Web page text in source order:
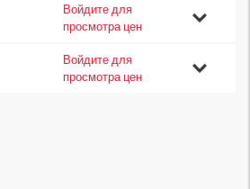
Войдите для
просмотра цен
Войдите для
просмотра цен